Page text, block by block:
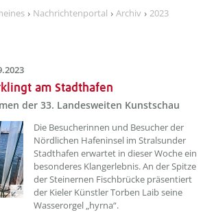
Nachrichtenportal Archiv
2023
am Stadthafen
der 33. Landesweiten Kunstschau
??? absaetzeOben[1]/titel ???
Die Besucherinnen und Besucher der
Nördlichen Hafeninsel im Stralsunder
Stadthafen erwartet in dieser Woche ein
besonderes Klangerlebnis. An der Spitze
der Steinernen Fischbrücke präsentiert
der Kieler Künstler Torben Laib seine
Wasserorgel „hyrna“.